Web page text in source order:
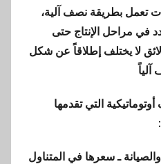
تعمل بطريقة نصف آلية،
في مراحل الإنتاج حتى
لا يختلف إطلاقاً عن شكل
آلياً
التي تقدمها
ـ سعرها في المتناول